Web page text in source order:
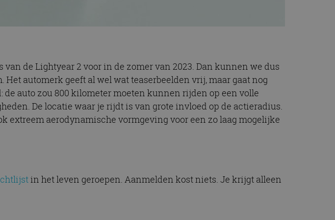
de Lightyear 2 voor in de zomer van 2023. Dan kunnen we dus
automerk geeft al wel wat teaserbeelden vrij, maar gaat nog
auto zou 800 kilometer moeten kunnen rijden op een volle
De locatie waar je rijdt is van grote invloed op de actieradius.
extreem aerodynamische vormgeving voor een zo laag mogelijke
in het leven geroepen. Aanmelden kost niets. Je krijgt alleen